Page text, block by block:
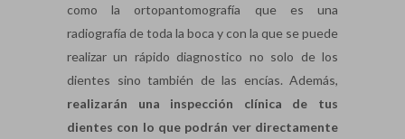
como la ortopantomografía que es una
radiografía de toda la boca y con la que se puede
realizar un rápido diagnostico no solo de los
dientes sino también de las encías. Además,
realizarán una inspección clínica de tus
dientes con lo que podrán ver directamente